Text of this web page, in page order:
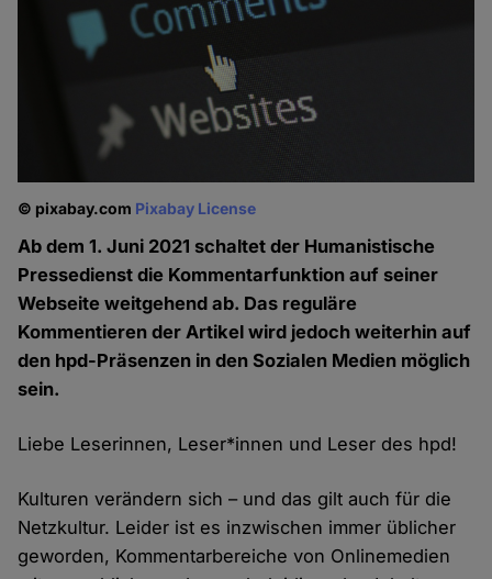
© pixabay.com Pixabay License
Ab dem 1. Juni 2021 schaltet der Humanistische
Pressedienst die Kommentarfunktion auf seiner
Webseite weitgehend ab. Das reguläre
Kommentieren der Artikel wird jedoch weiterhin auf
den hpd-Präsenzen in den Sozialen Medien möglich
sein.
Liebe Leserinnen, Leser*innen und Leser des hpd!
Kulturen verändern sich – und das gilt auch für die
Netzkultur. Leider ist es inzwischen immer üblicher
geworden, Kommentarbereiche von Onlinemedien